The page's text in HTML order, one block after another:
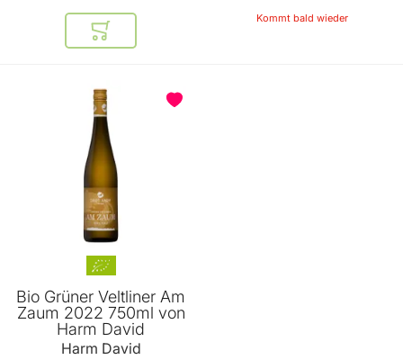
In den Warenkorb
Kommt bald wieder
Bio Grüner Veltliner Am
Zaum 2022 750ml von
Harm David
Harm David